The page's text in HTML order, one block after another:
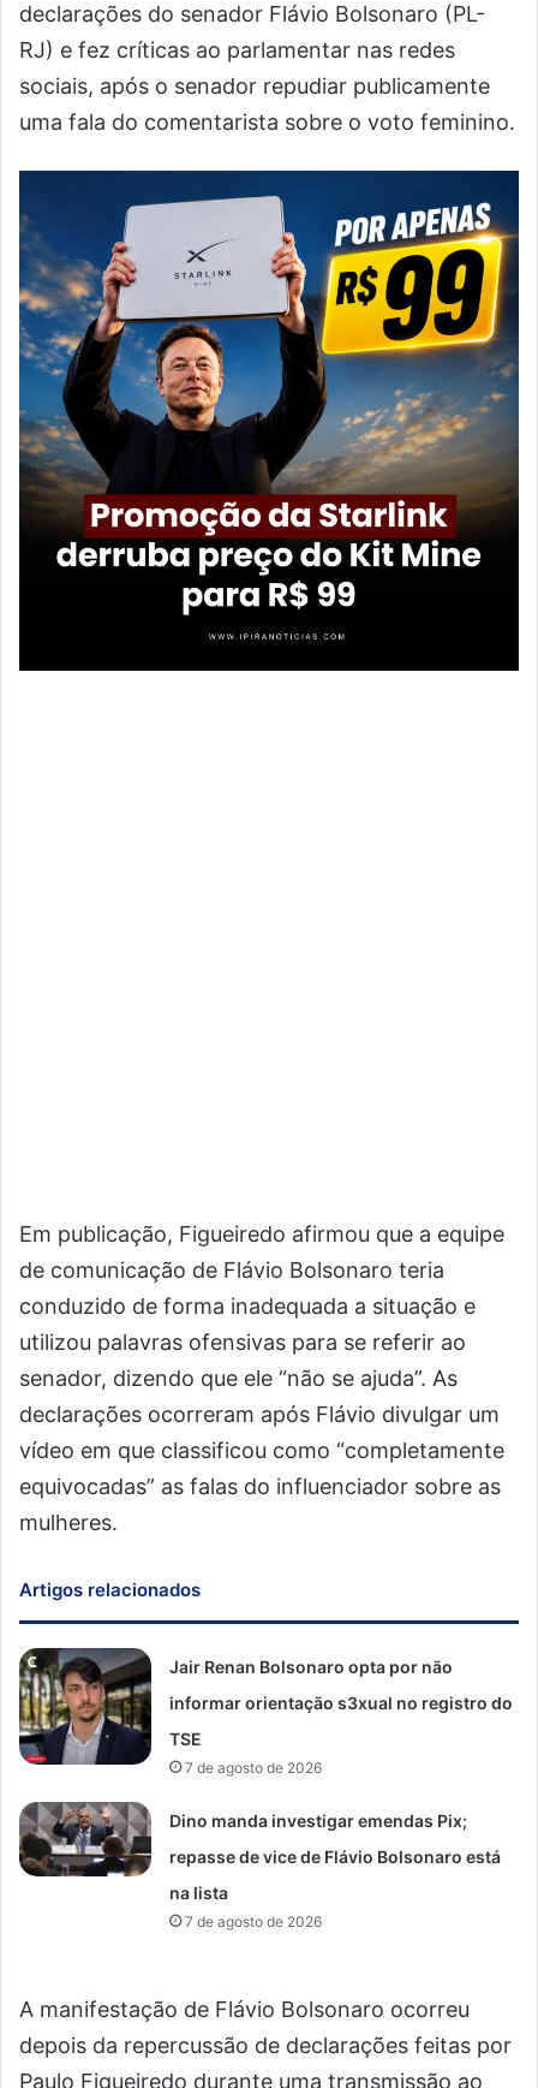
declarações do senador Flávio Bolsonaro (PL-
RJ) e fez críticas ao parlamentar nas redes
sociais, após o senador repudiar publicamente
uma fala do comentarista sobre o voto feminino.
Em publicação, Figueiredo afirmou que a equipe
de comunicação de Flávio Bolsonaro teria
conduzido de forma inadequada a situação e
utilizou palavras ofensivas para se referir ao
senador, dizendo que ele “não se ajuda”. As
declarações ocorreram após Flávio divulgar um
vídeo em que classificou como “completamente
equivocadas” as falas do influenciador sobre as
mulheres.
Artigos relacionados
Jair Renan Bolsonaro opta por não
informar orientação s3xual no registro do
TSE
7 de agosto de 2026
Dino manda investigar emendas Pix;
repasse de vice de Flávio Bolsonaro está
na lista
7 de agosto de 2026
A manifestação de Flávio Bolsonaro ocorreu
depois da repercussão de declarações feitas por
Paulo Figueiredo durante uma transmissão ao